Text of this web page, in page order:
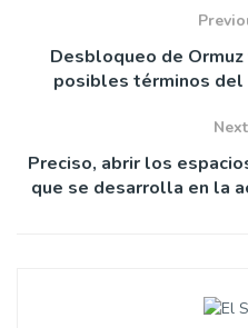
Desbloqueo de
posibles términos del
Preciso, abrir los
que se desarrolla en la